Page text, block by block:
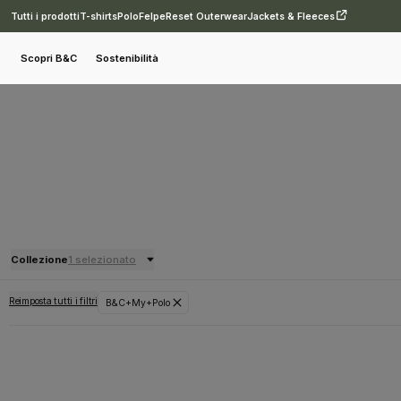
Tutti i prodottiT-shirtsPoloFelpeReset OuterwearJackets & Fleeces
Scopri B&C Sostenibilità
Collezione1 selezionato
Reimposta tutti i filtri B&C+My+Polo